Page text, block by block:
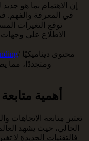
إن الاهتمام بما هو
في المعرفة والفهم.
توقع التغيرات
الاطلاع على وجهات
/ محتوى ديناميكيًا
ومتجددًا،
أهمية
تعتبر متابعة الاتجاهات
الحالي، حيث يشهد
فالتقنيات الجديدة لا